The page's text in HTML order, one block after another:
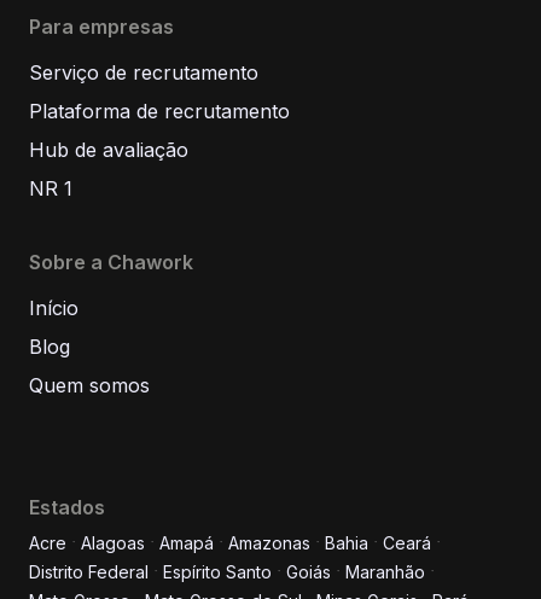
Informe seus dados para
Para empresas
Serviço de recrutamento
Plataforma de recrutamento
Hub de avaliação
NR 1
Sobre a Chawork
Início
Blog
Quem somos
Estados
Acre Alagoas Amapá Amazonas Bahia
Ceará
Distrito Federal
Espírito Santo Goiás
Maranhão